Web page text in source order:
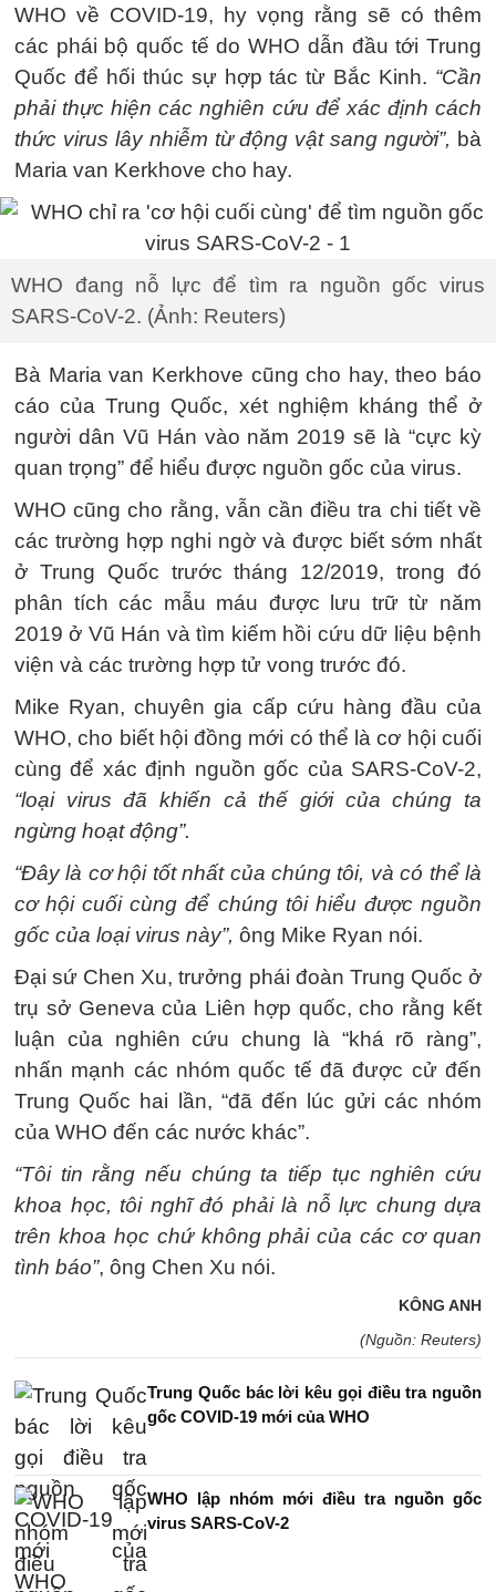
WHO về COVID-19, hy vọng rằng sẽ có thêm
các phái bộ quốc tế do WHO dẫn đầu tới Trung
Quốc để hối thúc sự hợp tác từ Bắc Kinh. “Cần
phải thực hiện các nghiên cứu để xác định cách
thức virus lây nhiễm từ động vật sang người”, bà
Maria van Kerkhove cho hay.
WHO đang nỗ lực để tìm ra nguồn gốc virus
SARS-CoV-2. (Ảnh: Reuters)
Bà Maria van Kerkhove cũng cho hay, theo báo
cáo của Trung Quốc, xét nghiệm kháng thể ở
người dân Vũ Hán vào năm 2019 sẽ là “cực kỳ
quan trọng” để hiểu được nguồn gốc của virus.
WHO cũng cho rằng, vẫn cần điều tra chi tiết về
các trường hợp nghi ngờ và được biết sớm nhất
ở Trung Quốc trước tháng 12/2019, trong đó
phân tích các mẫu máu được lưu trữ từ năm
2019 ở Vũ Hán và tìm kiếm hồi cứu dữ liệu bệnh
viện và các trường hợp tử vong trước đó.
Mike Ryan, chuyên gia cấp cứu hàng đầu của
WHO, cho biết hội đồng mới có thể là cơ hội cuối
cùng để xác định nguồn gốc của SARS-CoV-2,
“loại virus đã khiến cả thế giới của chúng ta
ngừng hoạt động”.
“Đây là cơ hội tốt nhất của chúng tôi, và có thể là
cơ hội cuối cùng để chúng tôi hiểu được nguồn
gốc của loại virus này”, ông Mike Ryan nói.
Đại sứ Chen Xu, trưởng phái đoàn Trung Quốc ở
trụ sở Geneva của Liên hợp quốc, cho rằng kết
luận của nghiên cứu chung là “khá rõ ràng”,
nhấn mạnh các nhóm quốc tế đã được cử đến
Trung Quốc hai lần, “đã đến lúc gửi các nhóm
của WHO đến các nước khác”.
“Tôi tin rằng nếu chúng ta tiếp tục nghiên cứu
khoa học, tôi nghĩ đó phải là nỗ lực chung dựa
trên khoa học chứ không phải của các cơ quan
tình báo”, ông Chen Xu nói.
KÔNG ANH
(Nguồn: Reuters)
Trung Quốc bác lời kêu gọi điều tra nguồn
gốc COVID-19 mới của WHO
WHO lập nhóm mới điều tra nguồn gốc
virus SARS-CoV-2